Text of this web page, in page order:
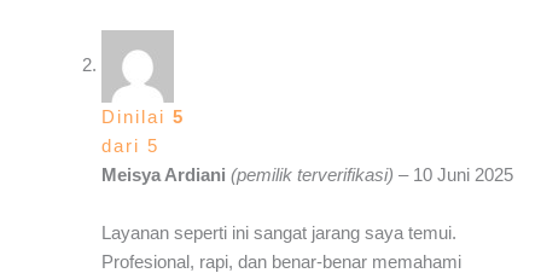
Dinilai 5
dari 5
Meisya Ardiani (pemilik terverifikasi) – 10 Juni 2025
Layanan seperti ini sangat jarang saya temui.
Profesional, rapi, dan benar-benar memahami